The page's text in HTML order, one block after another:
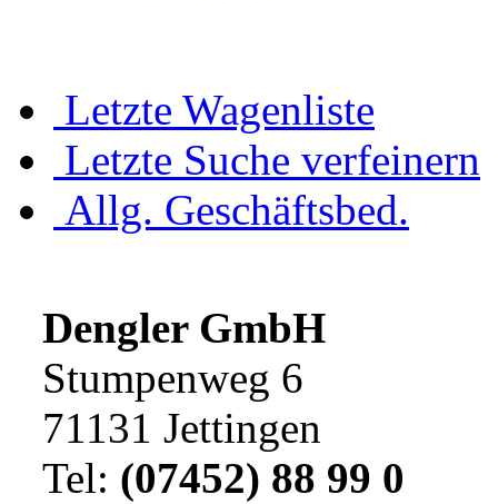
Letzte Wagenliste
Letzte Suche verfeinern
Allg. Geschäftsbed.
Dengler GmbH
Stumpenweg 6
71131 Jettingen
Tel: (07452) 88 99 0